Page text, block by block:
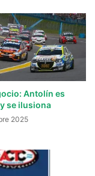
Antolín es
se ilusiona
2025